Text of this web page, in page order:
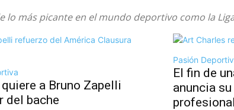
lo más picante en el mundo deportivo como la
a Bruno Zapelli
del bache
Pasión
El fin de
anuncia
profesional